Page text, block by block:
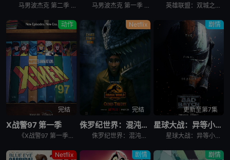
马男波杰克 第二季 BoJack Horseman Season 2的世界设定是普通人类和拟人化的动物共同生活在一起，除了外形，这些动物跟人类没什么不同。马男波杰克（威尔·阿奈特 Will Arn 马男波杰克 第一季 BoJack Horseman Season 1的世界设定是普通人类和拟人化的动物共同生活在一起，除了外形，这些动物跟人类没什么不同。马男波杰克（威尔·阿奈特 Will Arn 英雄联盟：双城之战 第一季 Arcane Season 1作为英雄联盟官方动画剧集，讲述的是在充满蒸汽朋克气息的乌托邦-皮尔特沃夫和由化学品驱动的地下城-祖安中，蔚和金克丝两姐妹，她们在一场激烈的
动作
完结
X战警97 第一季
《X战警97 第一季》是90年代X战警系列动画续集，万磁王领导X战警。在充满着仇恨和偏见的人类主宰的世界里，熟悉的X战警成员接连回归，全新角色即将加盟。
Netflix
完结
侏罗纪世界：混沌理论
侏罗纪世界：混沌理论 Jurassic World: Chaos Theory是2024年美国动作,科幻,动画,家庭,冒险动漫。《侏罗纪世界：混沌理论》讲述的是：年轻的古生物学家达里厄斯·鲍曼在加
剧情
更新至第7集
星球大战：异等小队 第三季
星球大战：异等小队 第三季 Star Wars: The Bad Batch Season 3是2024年剧情,动作,科幻,动画,奇幻,冒险剧集。《星球大战：异等小队 第三季》讲述的是：克隆人突击
Netflix 剧情 剧情